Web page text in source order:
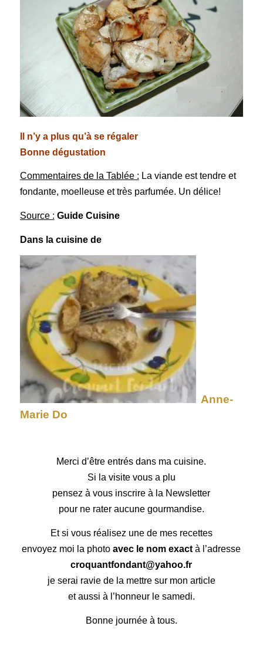
Il n’y a plus qu’à se régaler
Bonne dégustation
Commentaires de la Tablée : La viande est tendre et
fondante, moelleuse et très parfumée. Un délice!
Source : Guide Cuisine
Dans la cuisine de
Anne-
Marie Do
Merci d’être entrés dans ma cuisine.
Si la visite vous a plu
pensez à vous inscrire à la Newsletter
pour ne rater aucune gourmandise.
Et si vous réalisez une de mes recettes
envoyez moi la photoavec le nom exact à l’adresse
croquantfondant@yahoo.fr
je serai ravie de la mettre sur mon article
et aussi à l’honneur le samedi.
Bonne journée à tous.